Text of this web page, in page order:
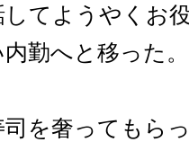
してようやくお
勤へと移った。
を奢ってもら